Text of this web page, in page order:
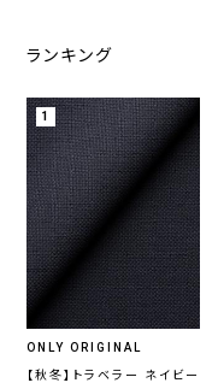
ランキング
1
ONLY ORIGINAL
【秋冬】トラベラー ネイビー